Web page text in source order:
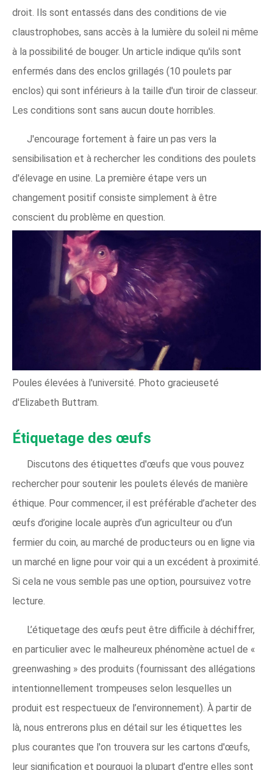
droit. Ils sont entassés dans des conditions de vie
claustrophobes, sans accès à la lumière du soleil ni même
à la possibilité de bouger. Un article indique qu'ils sont
enfermés dans des enclos grillagés (10 poulets par
enclos) qui sont inférieurs à la taille d'un tiroir de classeur.
Les conditions sont sans aucun doute horribles.
J'encourage fortement à faire un pas vers la
sensibilisation et à rechercher les conditions des poulets
d'élevage en usine. La première étape vers un
changement positif consiste simplement à être
conscient du problème en question.
Poules élevées à l'université. Photo gracieuseté
d'Elizabeth Buttram.
Étiquetage des œufs
Discutons des étiquettes d'œufs que vous pouvez
rechercher pour soutenir les poulets élevés de manière
éthique. Pour commencer, il est préférable d’acheter des
œufs d’origine locale auprès d’un agriculteur ou d’un
fermier du coin, au marché de producteurs ou en ligne via
un marché en ligne pour voir qui a un excédent à proximité.
Si cela ne vous semble pas une option, poursuivez votre
lecture.
L’étiquetage des œufs peut être difficile à déchiffrer,
en particulier avec le malheureux phénomène actuel de «
greenwashing » des produits (fournissant des allégations
intentionnellement trompeuses selon lesquelles un
produit est respectueux de l’environnement). À partir de
là, nous entrerons plus en détail sur les étiquettes les
plus courantes que l'on trouvera sur les cartons d'œufs,
leur signification et pourquoi la plupart d'entre elles sont